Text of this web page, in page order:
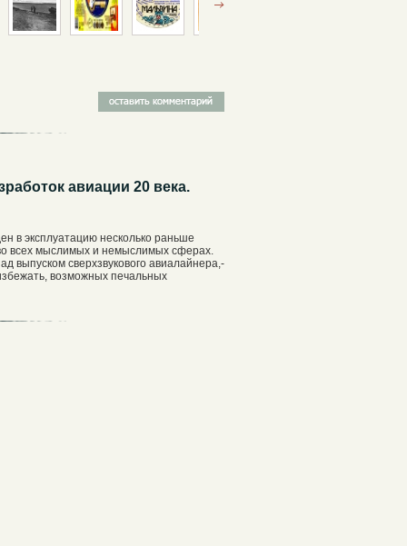
авиации 20 века.
в эксплуатацию несколько раньше
всех мыслимых и немыслимых сферах.
выпуском сверхзвукового авиалайнера,-
возможных печальных